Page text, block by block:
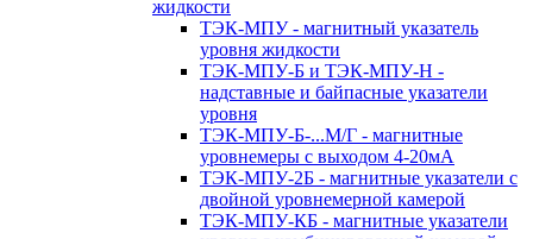
жидкости
ТЭК-МПУ - магнитный указатель
уровня жидкости
ТЭК-МПУ-Б и ТЭК-МПУ-Н -
надставные и байпасные указатели
уровня
ТЭК-МПУ-Б-...М/Г - магнитные
уровнемеры с выходом 4-20мА
ТЭК-МПУ-2Б - магнитные указатели с
двойной уровнемерной камерой
ТЭК-МПУ-КБ - магнитные указатели